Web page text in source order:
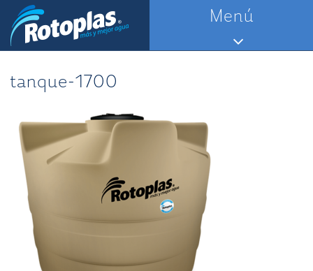
Saltar
contenido
Menú
tanque-1700